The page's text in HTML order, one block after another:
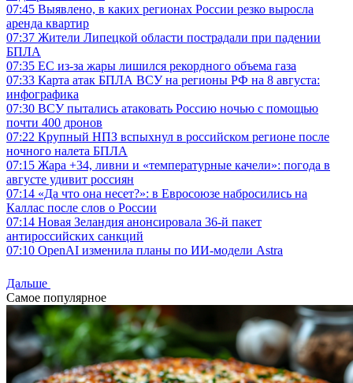
07:45 Выявлено, в каких регионах России резко выросла
аренда квартир
07:37 Жители Липецкой области пострадали при падении
БПЛА
07:35 ЕС из-за жары лишился рекордного объема газа
07:33 Карта атак БПЛА ВСУ на регионы РФ на 8 августа:
инфографика
07:30 ВСУ пытались атаковать Россию ночью с помощью
почти 400 дронов
07:22 Крупный НПЗ вспыхнул в российском регионе после
ночного налета БПЛА
07:15 Жара +34, ливни и «температурные качели»: погода в
августе удивит россиян
07:14 «Да что она несет?»: в Евросоюзе набросились на
Каллас после слов о России
07:14 Новая Зеландия анонсировала 36-й пакет
антироссийских санкций
07:10 OpenAI изменила планы по ИИ-модели Astra
Дальше
Самое популярное